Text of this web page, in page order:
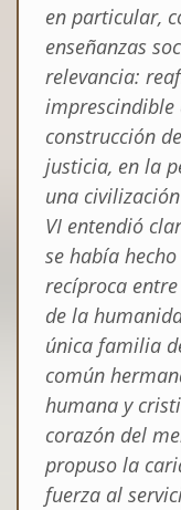
en particular,
enseñanzas
relevancia:
imprescindible
construcción
justicia, en la
una
VI entendió
se había
recíproca
de la
única familia
común
humana y
corazón del
propuso la
fuerza al